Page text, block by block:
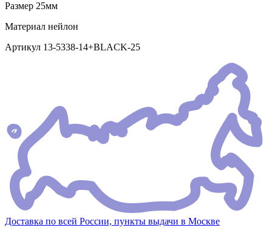
Размер 25мм
Материал нейлон
Артикул 13-5338-14+BLACK-25
Доставка по всей России, пункты выдачи в Москве